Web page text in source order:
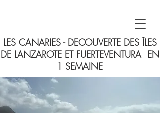
LES CANARIES - DECOUVERTE DES ÎLES
DE LANZAROTE ET FUERTEVENTURA EN
1 SEMAINE